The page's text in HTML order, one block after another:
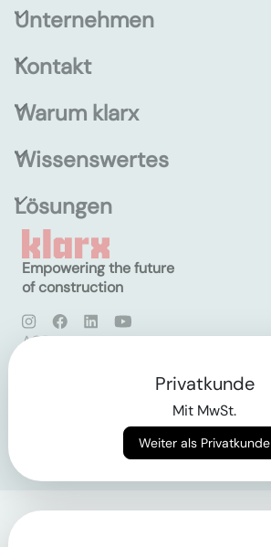
Unternehmen
Kontakt
Warum klarx
Wissenswertes
Lösungen
Empowering the future
of construction
AGB
Privatkunde
Mit MwSt.
Weiter als Privatkunde